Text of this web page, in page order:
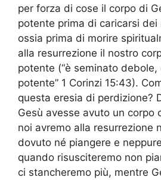
per forza di cose il corpo di
potente prima di caricarsi dei
ossia prima di morire
alla resurrezione il nostro
potente (“è seminato debole,
potente” 1 Corinzi 15:43).
questa eresia di perdizione?
Gesù avesse avuto un corpo
noi avremo alla resurrezione
dovuto né piangere e
quando risusciteremo non
ci stancheremo più, mentre